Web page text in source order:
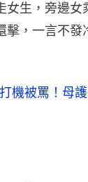
女生，旁邊女
擊，一言不發
機被罵！母